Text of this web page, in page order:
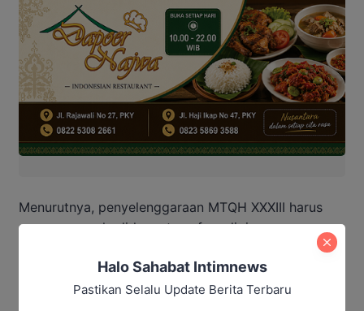
Menurutnya, penyelenggaraan MTQH XXXIII harus
mampu menghadirkan atmosfer religius yang
maupun warga Barito Utara sebagai tuan rumah.
Halo Sahabat Intimnews
Pastikan Selalu Update Berita Terbaru